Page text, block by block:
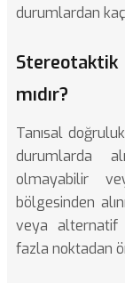
durumlardan
mıdır?
Tanısal
durumlarda
olmayabilir
bölgesinden
veya alternatif
fazla noktadan